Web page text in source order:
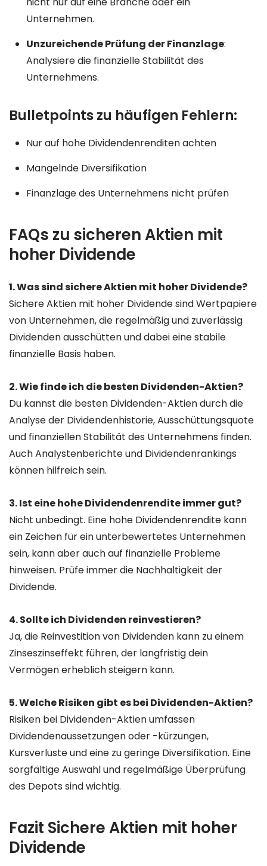
Unternehmen.
Unzureichende Prüfung der Finanzlage:
Analysiere die finanzielle Stabilität des
Unternehmens.
Bulletpoints zu häufigen Fehlern:
Nur auf hohe Dividendenrenditen achten
Mangelnde Diversifikation
Finanzlage des Unternehmens nicht prüfen
FAQs zu sicheren Aktien mit
hoher Dividende
1. Was sind sichere Aktien mit hoher Dividende?
Sichere Aktien mit hoher Dividende sind Wertpapiere
von Unternehmen, die regelmäßig und zuverlässig
Dividenden ausschütten und dabei eine stabile
finanzielle Basis haben.
2. Wie finde ich die besten Dividenden-Aktien?
Du kannst die besten Dividenden-Aktien durch die
Analyse der Dividendenhistorie, Ausschüttungsquote
und finanziellen Stabilität des Unternehmens finden.
Auch Analystenberichte und Dividendenrankings
können hilfreich sein.
3. Ist eine hohe Dividendenrendite immer gut?
Nicht unbedingt. Eine hohe Dividendenrendite kann
ein Zeichen für ein unterbewertetes Unternehmen
sein, kann aber auch auf finanzielle Probleme
hinweisen. Prüfe immer die Nachhaltigkeit der
Dividende.
4. Sollte ich Dividenden reinvestieren?
Ja, die Reinvestition von Dividenden kann zu einem
Zinseszinseffekt führen, der langfristig dein
Vermögen erheblich steigern kann.
5. Welche Risiken gibt es bei Dividenden-Aktien?
Risiken bei Dividenden-Aktien umfassen
Dividendenaussetzungen oder -kürzungen,
Kursverluste und eine zu geringe Diversifikation. Eine
sorgfältige Auswahl und regelmäßige Überprüfung
des Depots sind wichtig.
Fazit Sichere Aktien mit hoher
Dividende